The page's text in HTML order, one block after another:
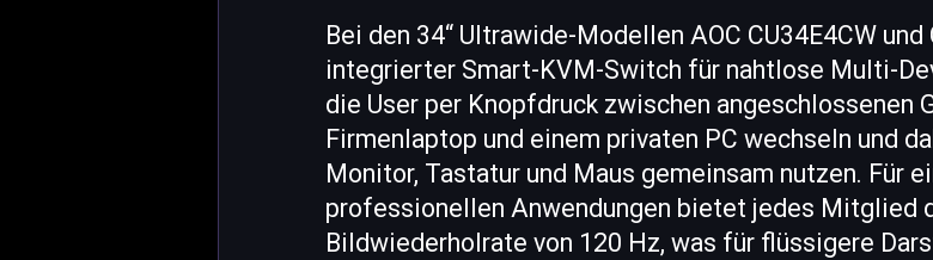
Bei den 34“ Ultrawide-Modellen AOC CU34E4CW
integrierter Smart-KVM-Switch für nahtlose Multi-
die User per Knopfdruck zwischen angeschlossenen
Firmenlaptop und einem privaten PC wechseln und
Monitor, Tastatur und Maus gemeinsam nutzen. Für
professionellen Anwendungen bietet jedes Mitglied
Bildwiederholrate von 120 Hz, was für flüssigere